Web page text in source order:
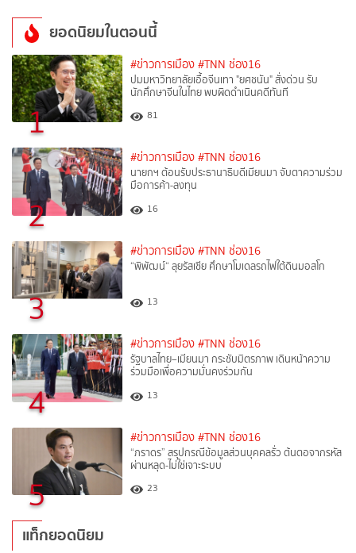
ยอดนิยมในตอนนี้
1
#ข่าวการเมือง #TNN ช่อง16
ปมมหาวิทยาลัยเอื้อจีนเทา "ยศชนัน" สั่งด่วน รับ
นักศึกษาจีนในไทย พบผิดดำเนินคดีทันที
81
2
#ข่าวการเมือง #TNN ช่อง16
นายกฯ ต้อนรับประธานาธิบดีเมียนมา จับตาความร่วม
มือการค้า-ลงทุน
16
3
#ข่าวการเมือง #TNN ช่อง16
“พิพัฒน์“ ลุยรัสเซีย ศึกษาโมเดลรถไฟใต้ดินมอสโก
13
4
#ข่าวการเมือง #TNN ช่อง16
รัฐบาลไทย–เมียนมา กระชับมิตรภาพ เดินหน้าความ
ร่วมมือเพื่อความมั่นคงร่วมกัน
13
5
#ข่าวการเมือง #TNN ช่อง16
“ภราดร” สรุปกรณีข้อมูลส่วนบุคคลรั่ว ต้นตอจากรหัส
ผ่านหลุด-ไม่ใช่เจาะระบบ
23
แท็กยอดนิยม